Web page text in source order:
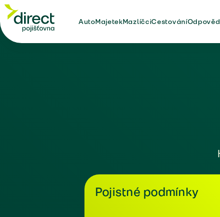
AutoMajetekMazlíčciCestování
Pojistné podmínky